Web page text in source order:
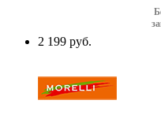
2 199 руб.